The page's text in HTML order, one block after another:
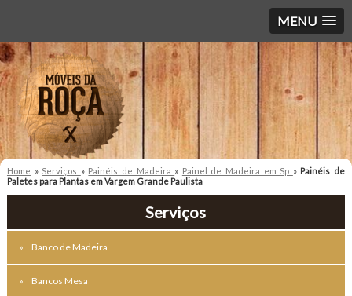
MENU
Home » Serviços » Painéis de Madeira » Painel de Madeira em Sp » Painéis de
Paletes para Plantas em Vargem Grande Paulista
Serviços
Banco de Madeira
Bancos Mesa